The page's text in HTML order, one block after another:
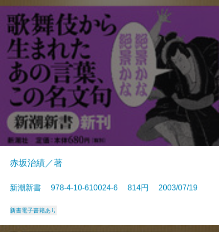
赤坂治績／著
新潮新書 978-4-10-610024-6 814円 2003/07/19
新書電子書籍あり